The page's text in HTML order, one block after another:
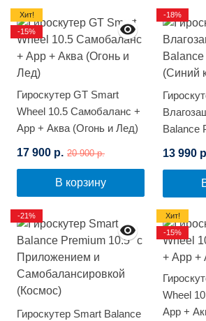
Гироскутер GT Smart
Wheel 10.5 Самобаланс +
App + Аква (Огонь и Лед)
17 900 р. 20 900 р.
В корзину
Хит!
-15%
Balance
13 990
-18%
Гироскутер Smart Balance
-21%
Wheel
App +
Хит!
-15%